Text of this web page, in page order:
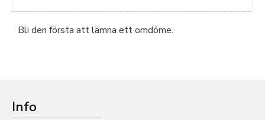
Bli den första att lämna ett omdöme.
Info